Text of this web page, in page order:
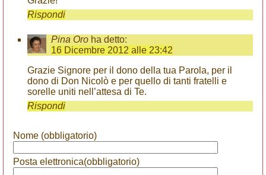
Rispondi
Pina Oro ha detto:
16 Dicembre 2012 alle 23:42
Grazie Signore per il dono della tua Parola, per il
dono di Don Nicolò e per quello di tanti fratelli e
sorelle uniti nell’attesa di Te.
Rispondi
Nome (obbligatorio)
Posta elettronica(obbligatorio)